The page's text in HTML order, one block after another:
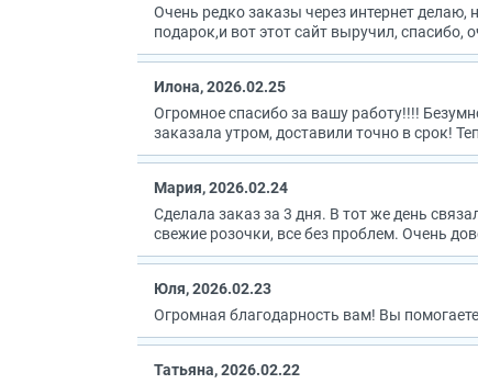
Очень редко заказы через интернет
подарок,и вот этот сайт выручил, спасибо,
Илона, 2026.02.25
Огромное спасибо за вашу работу!!!!
заказала утром, доставили точно в срок!
Мария, 2026.02.24
Сделала заказ за 3 дня. В тот же день
свежие розочки, все без проблем. Очень
Юля, 2026.02.23
Огромная благодарность вам! Вы
Татьяна, 2026.02.22